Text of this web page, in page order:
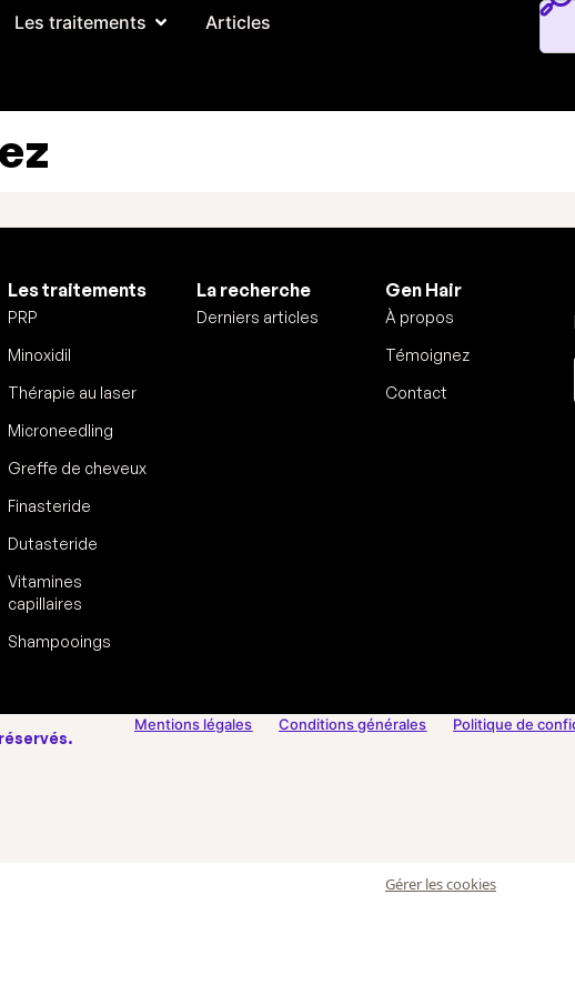
Les traitements Articles
Les traitements
PRP
Minoxidil
Thérapie au laser
Microneedling
Greffe de cheveux
Finasteride
Dutasteride
Vitamines
capillaires
Shampooings
La recherche
Derniers articles
Gen Hair
À propos
Témoignez
Contact
Mentions légales Conditions générales Politique de
Gérer les cookies